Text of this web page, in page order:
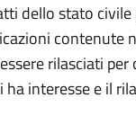
dello stato
contenute
rilasciati
ha interesse e il